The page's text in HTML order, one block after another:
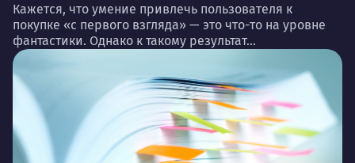
Кажется, что умение привлечь пользователя к
покупке «с первого взгляда» — это что-то на уровне
фантастики. Однако к такому результат...